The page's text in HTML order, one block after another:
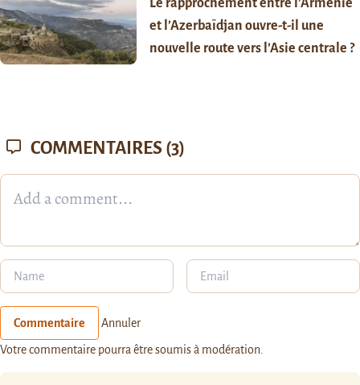
Le rapprochement entre l’Arménie
et l’Azerbaïdjan ouvre-t-il une
nouvelle route vers l’Asie centrale ?
COMMENTAIRES (3)
Commentaire Annuler
Votre commentaire pourra être soumis à modération.